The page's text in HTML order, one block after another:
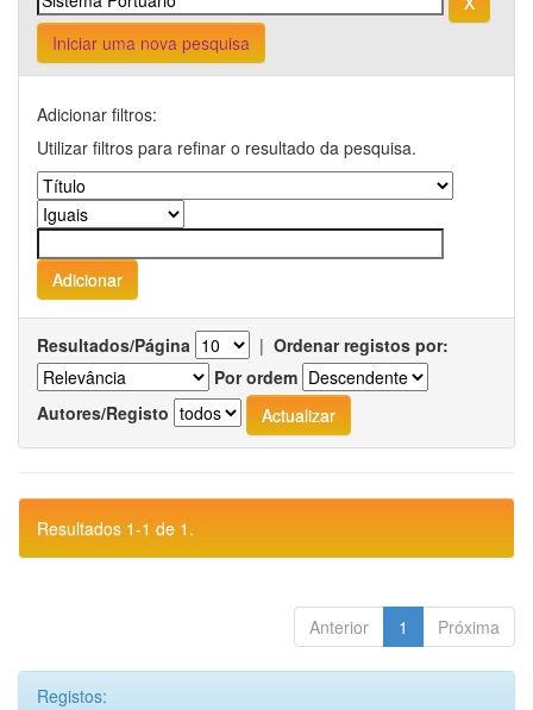
Iniciar uma nova pesquisa
Adicionar filtros:
Utilizar filtros para refinar o resultado da pesquisa.
Resultados/Página | Ordenar registos por:
Por ordem
Autores/Registo
Resultados 1-1 de 1.
Anterior 1 Próxima
Registos: